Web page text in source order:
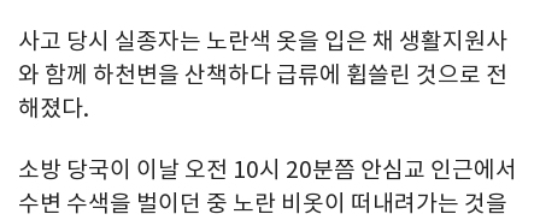
사고 당시 실종자는 노란색 옷을 입은 채 생활지원사
와 함께 하천변을 산책하다 급류에 휩쓸린 것으로 전
해졌다.
소방 당국이 이날 오전 10시 20분쯤 안심교 인근에서
수변 수색을 벌이던 중 노란 비옷이 떠내려가는 것을